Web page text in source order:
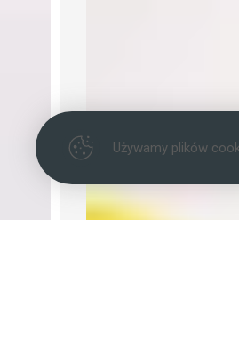
Używamy plików